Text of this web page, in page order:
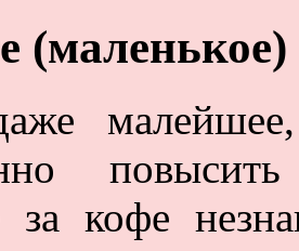
(маленькое)
за кофе